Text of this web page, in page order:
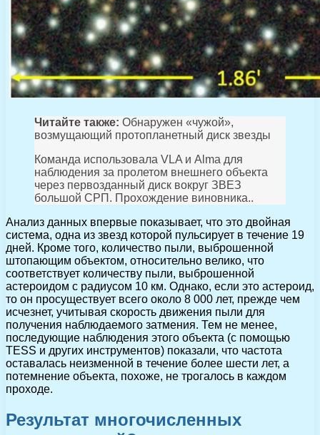
Читайте также: Обнаружен «чужой»,
возмущающий протопланетный диск звезды
Команда использовала VLA и Alma для
наблюдения за пролетом внешнего объекта
через первозданный диск вокруг ЗВЕЗ
большой СРП. Прохождение виновника..
Анализ данных впервые показывает, что это двойная
система, одна из звезд которой пульсирует в течение 19
дней. Кроме того, количество пыли, выброшенной
штопающим объектом, относительно велико, что
соответствует количеству пыли, выброшенной
астероидом с радиусом 10 км. Однако, если это астероид,
то он просуществует всего около 8 000 лет, прежде чем
исчезнет, учитывая скорость движения пыли для
получения наблюдаемого затмения. Тем не менее,
последующие наблюдения этого объекта (с помощью
TESS и других инструментов) показали, что частота
оставалась неизменной в течение более шести лет, а
потемнение объекта, похоже, не трогалось в каждом
проходе.
Результат многочисленных